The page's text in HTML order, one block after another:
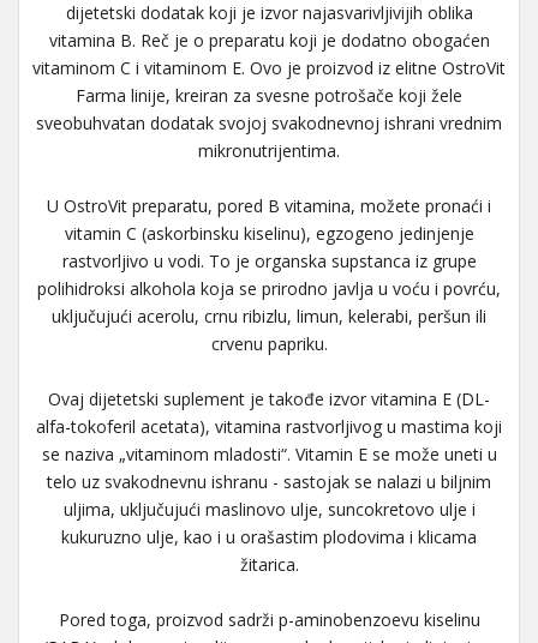
dijetetski dodatak koji je izvor najasvarivljivijih oblika
vitamina B. Reč je o preparatu koji je dodatno obogaćen
vitaminom C i vitaminom E. Ovo je proizvod iz elitne OstroVit
Farma linije, kreiran za svesne potrošače koji žele
sveobuhvatan dodatak svojoj svakodnevnoj ishrani vrednim
mikronutrijentima.
U OstroVit preparatu, pored B vitamina, možete pronaći i
vitamin C (askorbinsku kiselinu), egzogeno jedinjenje
rastvorljivo u vodi. To je organska supstanca iz grupe
polihidroksi alkohola koja se prirodno javlja u voću i povrću,
uključujući acerolu, crnu ribizlu, limun, kelerabi, peršun ili
crvenu papriku.
Ovaj dijetetski suplement je takođe izvor vitamina E (DL-
alfa-tokoferil acetata), vitamina rastvorljivog u mastima koji
se naziva „vitaminom mladosti“. Vitamin E se može uneti u
telo uz svakodnevnu ishranu - sastojak se nalazi u biljnim
uljima, uključujući maslinovo ulje, suncokretovo ulje i
kukuruzno ulje, kao i u orašastim plodovima i klicama
žitarica.
Pored toga, proizvod sadrži p-aminobenzoevu kiselinu